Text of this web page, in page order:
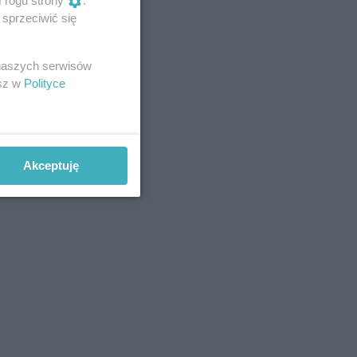
się
serwisów
w Polityce
Akceptuję